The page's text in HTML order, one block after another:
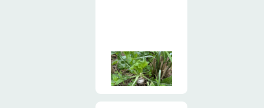
合啦！一起來
收穫滿滿稻米
吧！»» 比賽時
巧現採現做
「手作醃蘿
蔔」，滿滿食